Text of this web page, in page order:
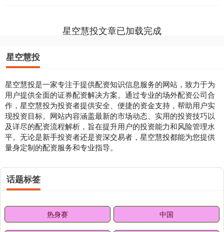
星空慧投文章已加载完成
星空慧投
星空慧投是一家专注于提供配资知识信息服务的网站，致力于为
用户提供全面的证券配资解决方案。通过专业的场外配资公司合
作，星空慧投为投资者提供安全、便捷的资金支持，帮助用户实
现投资目标。网站内容涵盖最新的市场动态、实用的投资技巧以
及详尽的配资流程解析，旨在提升用户的投资能力和风险管理水
平。无论是新手投资者还是资深交易者，星空慧投都能为您提供
量身定制的配资服务和专业指导。
话题标签
热身赛 中国